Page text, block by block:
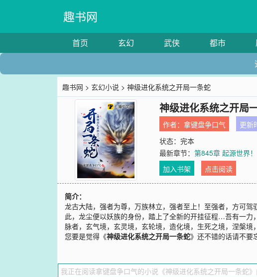
趣书网
首页 玄幻 武侠 都市
趣书网 >玄幻小说 > 神级进化系统之开局一条蛇
神级进化系统之开局
作者：拿键盘争口气 更新
状态：完本
最新章节：第845章 起源世界！
加入书架
点击阅读
简介：
龙古大陆，强者为尊，万族林立，强者至上！至强者，方可
此，龙尘便以妖族的身份，踏上了全新的开挂征程…吾有一
脉者，玄气境，玄灵境，玄轮境，造化境，生死之境，涅槃境
您要是觉得《神级进化系统之开局一条蛇》还不错的话请不要